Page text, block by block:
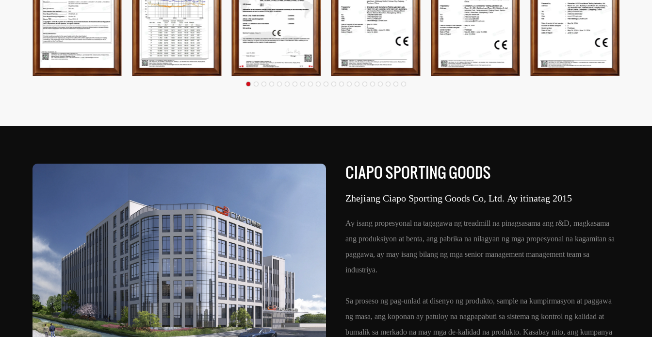
CIAPO SPORTING GOODS
Zhejiang Ciapo Sporting Goods Co, Ltd. Ay itinatag 2015
Ay isang propesyonal na tagagawa ng treadmill na pinagsasama ang r&D, magkasama
ang produksiyon at benta, ang pabrika na nilagyan ng mga propesyonal na kagamitan sa
paggawa, ay may isang bilang ng mga senior management management team sa
industriya.
Sa proseso ng pag-unlad at disenyo ng produkto, sample na kumpirmasyon at paggawa
ng masa, ang koponan ay patuloy na nagpapabuti sa sistema ng kontrol ng kalidad at
bumalik sa merkado na may mga de-kalidad na produkto. Kasabay nito, ang kumpanya